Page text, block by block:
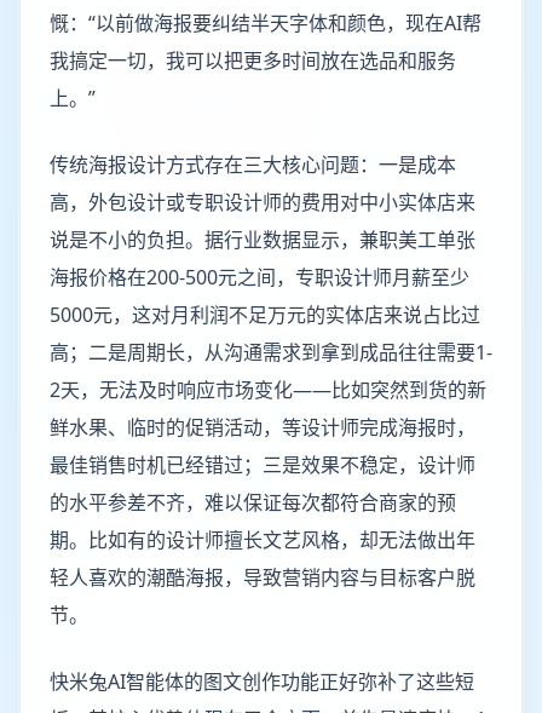
慨：“以前做海报要纠结半天字体和颜色，现在AI帮
我搞定一切，我可以把更多时间放在选品和服务
上。”
传统海报设计方式存在三大核心问题：一是成本
高，外包设计或专职设计师的费用对中小实体店来
说是不小的负担。据行业数据显示，兼职美工单张
海报价格在200-500元之间，专职设计师月薪至少
5000元，这对月利润不足万元的实体店来说占比过
高；二是周期长，从沟通需求到拿到成品往往需要1-
2天，无法及时响应市场变化——比如突然到货的新
鲜水果、临时的促销活动，等设计师完成海报时，
最佳销售时机已经错过；三是效果不稳定，设计师
的水平参差不齐，难以保证每次都符合商家的预
期。比如有的设计师擅长文艺风格，却无法做出年
轻人喜欢的潮酷海报，导致营销内容与目标客户脱
节。
快米兔AI智能体的图文创作功能正好弥补了这些短